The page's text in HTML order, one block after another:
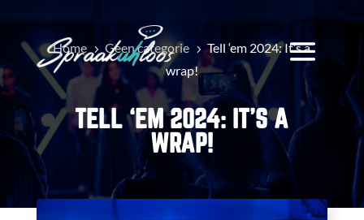
Home 5Geen categorie 5Tell ‘em 2024: It’s a
wrap!
TELL ‘EM 2024: IT’S A
WRAP!